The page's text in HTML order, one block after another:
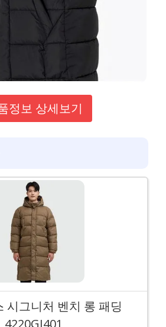
정보 상세보기
시그니처 벤치 롱 패딩
4220GJ401